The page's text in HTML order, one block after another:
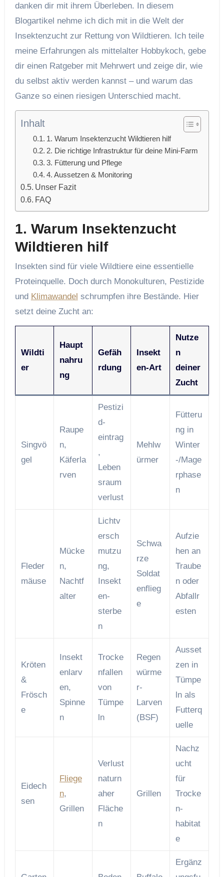
danken dir mit ihrem Überleben. In diesem
Blogartikel nehme ich dich mit in die Welt der
Insektenzucht zur Rettung von Wildtieren. Ich teile
meine Erfahrungen als mittelalter Hobbykoch, gebe
dir einen Ratgeber mit Mehrwert und zeige dir, wie
du selbst aktiv werden kannst – und warum das
Ganze so einen riesigen Unterschied macht.
Inhalt
1. Warum Insektenzucht Wildtieren hilf
2. Die richtige Infrastruktur für deine Mini-Farm
3. Fütterung und Pflege
4. Aussetzen & Monitoring
Unser Fazit
FAQ
1. Warum Insektenzucht
Wildtieren hilf
Insekten sind für viele Wildtiere eine essentielle
Proteinquelle. Doch durch Monokulturen, Pestizide
und Klimawandel schrumpfen ihre Bestände. Hier
setzt deine Zucht an:
Wildti
er
Haupt
nahru
ng
Gefäh
rdung
Insekt
en-Art
Nutze
n
deiner
Zucht
Singvö
gel
Raupe
n,
Käferla
rven
Pestizi
d­
eintrag
,
Leben
sraum
verlust
Mehlw
ürmer
Fütteru
ng in
Winter
-/Mage
rphase
n
Fleder
mäuse
Mücke
n,
Nachtf
alter
Lichtv
ersch
mutzu
ng,
Insekt
en­
sterbe
n
Schwa
rze
Soldat
enflieg
e
Aufzie
hen an
Traube
n oder
Abfallr
esten
Kröten
&
Frösch
e
Insekt
enlarv
en,
Spinne
n
Trocke
nfallen
von
Tümpe
ln
Regen
würme
r-
Larven
(BSF)
Ausset
zen in
Tümpe
ln als
Futterq
uelle
Eidech
sen
Fliege
n,
Grillen
Verlust
naturn
aher
Fläche
n
Grillen
Nachz
ucht
für
Trocke
n­
habitat
e
Ergänz